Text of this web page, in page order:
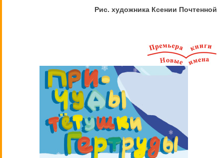
Рис. художника Ксении Почтенной